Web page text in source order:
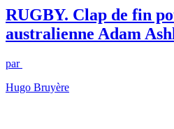
RUGBY. Clap de fin
australienne Adam
par
Hugo Bruyère